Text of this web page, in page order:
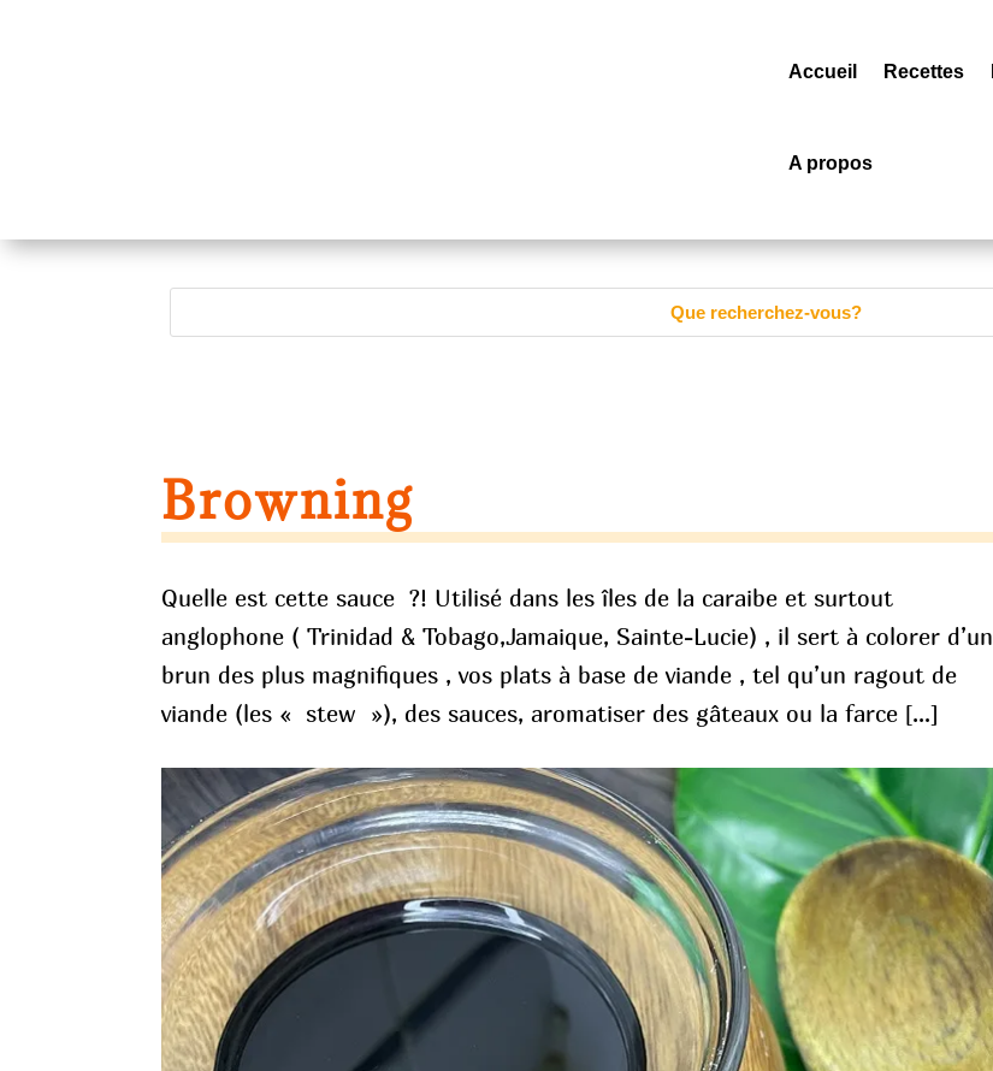
Accueil Recettes
A propos
Browning
Quelle est cette sauce ?! Utilisé dans les îles de la caraibe et surtout
anglophone ( Trinidad & Tobago,Jamaique, Sainte-Lucie) , il sert à colorer d’un
brun des plus magnifiques , vos plats à base de viande , tel qu’un ragout de
viande (les « stew »), des sauces, aromatiser des gâteaux ou la farce […]